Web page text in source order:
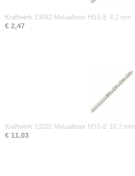
Kraftwerk 13042 Metaalboor HSS-E 4,2 mm
€ 2,47
Kraftwerk 13102 Metaalboor HSS-E 10,2 mm
€ 11,03